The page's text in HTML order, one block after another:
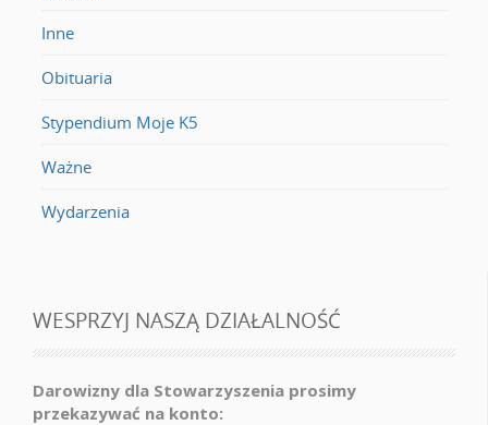
Inne
Obituaria
Stypendium Moje K5
Ważne
Wydarzenia
WESPRZYJ NASZĄ DZIAŁALNOŚĆ
Darowizny dla Stowarzyszenia prosimy
przekazywać na konto: